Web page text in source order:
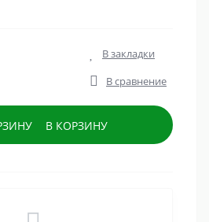
В закладки
В сравнение
В КОРЗИНУ